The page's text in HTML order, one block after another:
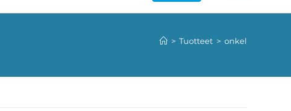
> Tuotteet > onkel